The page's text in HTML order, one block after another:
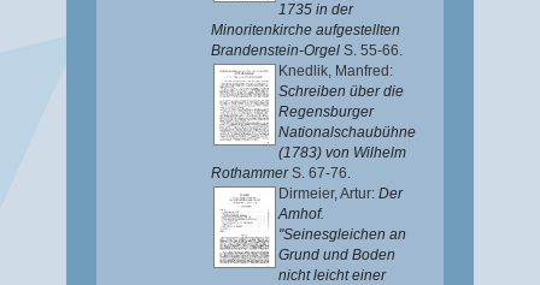
1735 in der
Minoritenkirche aufgestellten
Brandenstein-Orgel S. 55-66.
Knedlik, Manfred :
Schreiben über die
Regensburger
Nationalschaubühne
(1783) von Wilhelm
RothammerS. 67-76.
Dirmeier, Artur: Der
Amhof.
"Seinesgleichen an
Grund und Boden
nicht leicht einer